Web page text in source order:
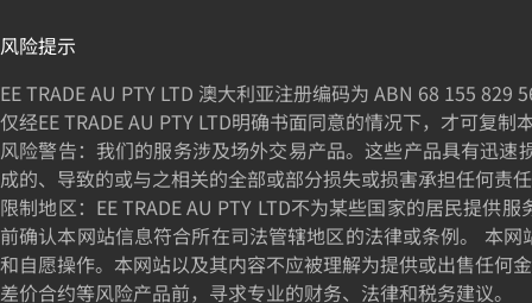
风险提示
EE TRADE AU PTY LTD 澳大利亚注册编码为 ABN 68 155 829
仅经EE TRADE AU PTY LTD明确书面同意的情况下，才可复制
风险警告：我们的服务涉及场外交易产品。这些产品具有迅速
成的、导致的或与之相关的全部或部分损失或损害承担任何责
限制地区：EE TRADE AU PTY LTD不为某些国家的居民提供
前确认本网站信息符合所在司法管辖地区的法律或条例。 本
和自愿操作。本网站以及其内容不应被理解为提供或出售任何
差价合约等风险产品前，寻求专业的财务、法律和税务建议。